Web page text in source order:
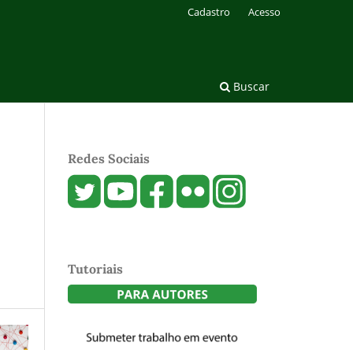
Buscar
Cadastro Acesso
Redes Sociais
Tutoriais